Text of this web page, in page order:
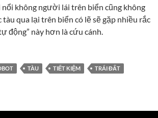
không người lái trên biển cũng không
tàu qua lại trên biển có lẽ sẽ gặp nhiều rắc
động” này hơn là cứu cánh.
TÀU TIẾT KIỆM
TRÁI ĐẤT